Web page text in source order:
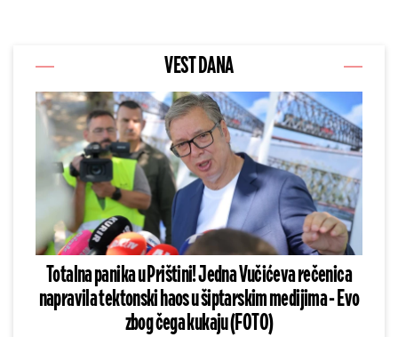
VEST DANA
Totalna panika u Prištini! Jedna Vučićeva rečenica
napravila tektonski haos u šiptarskim medijima - Evo
zbog čega kukaju (FOTO)